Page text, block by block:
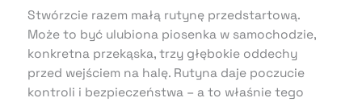
Stwórzcie razem małą rutynę przedstartową.
Może to być ulubiona piosenka w samochodzie,
konkretna przekąska, trzy głębokie oddechy
przed wejściem na halę. Rutyna daje poczucie
kontroli i bezpieczeństwa – a to właśnie tego